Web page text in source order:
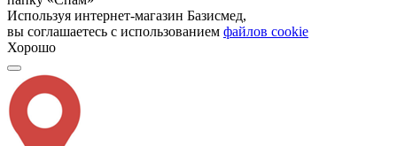
Используя интернет-магазин Базисмед,
вы соглашаетесь с использованием файлов cookie
Хорошо